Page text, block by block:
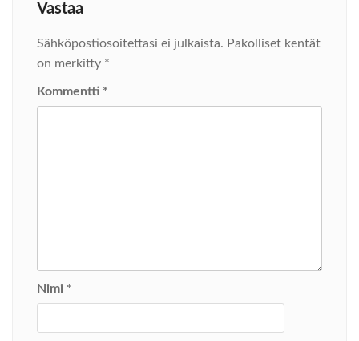
Vastaa
Sähköpostiosoitettasi ei julkaista. Pakolliset kentät
on merkitty *
Kommentti *
Nimi *